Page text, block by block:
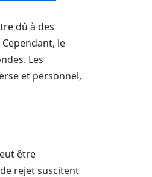
dû à des
le
Les
et personnel,
être
rejet suscitent